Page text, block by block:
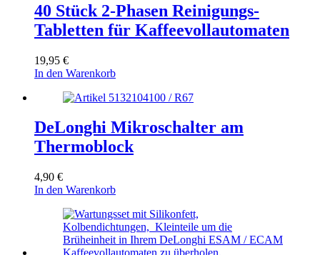
40 Stück 2-Phasen Reinigungs-
Tabletten für Kaffeevollautomaten
19,95 €
In den Warenkorb
DeLonghi Mikroschalter am
Thermoblock
4,90 €
In den Warenkorb